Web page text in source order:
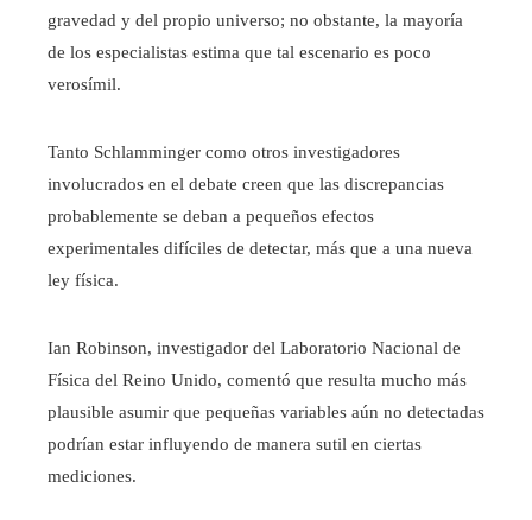
gravedad y del propio universo; no obstante, la mayoría
de los especialistas estima que tal escenario es poco
verosímil.
Tanto Schlamminger como otros investigadores
involucrados en el debate creen que las discrepancias
probablemente se deban a pequeños efectos
experimentales difíciles de detectar, más que a una nueva
ley física.
Ian Robinson, investigador del Laboratorio Nacional de
Física del Reino Unido, comentó que resulta mucho más
plausible asumir que pequeñas variables aún no detectadas
podrían estar influyendo de manera sutil en ciertas
mediciones.